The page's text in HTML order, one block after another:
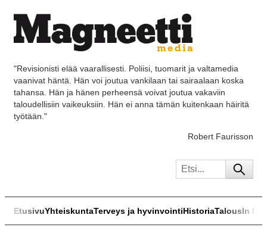
"Revisionisti elää vaarallisesti. Poliisi, tuomarit ja valtamedia
vaanivat häntä. Hän voi joutua vankilaan tai sairaalaan koska
tahansa. Hän ja hänen perheensä voivat joutua vakaviin
taloudellisiin vaikeuksiin. Hän ei anna tämän kuitenkaan häiritä
työtään."
Robert Faurisson
EtusivuYhteiskuntaTerveys ja hyvinvointiHistoriaTalousIn